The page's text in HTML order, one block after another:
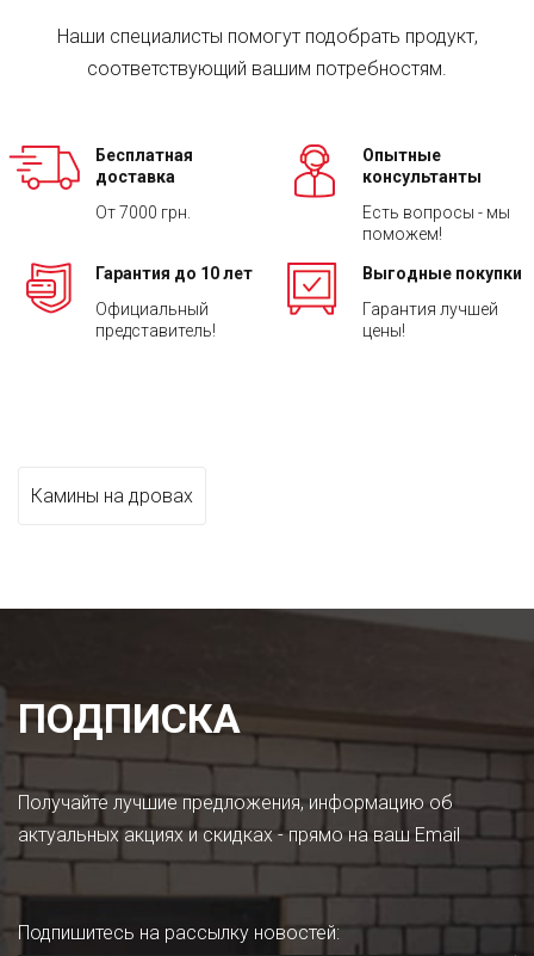
Наши специалисты помогут подобрать продукт,
соответствующий вашим потребностям.
Бесплатная
доставка
От 7000 грн.
Опытные
консультанты
Есть вопросы - мы
поможем!
Гарантия до 10 лет
Официальный
представитель!
Выгодные покупки
Гарантия лучшей
цены!
Камины на дровах
ПОДПИСКА
Получайте лучшие предложения, информацию об
актуальных акциях и скидках - прямо на ваш Email
Подпишитесь на рассылку новостей: